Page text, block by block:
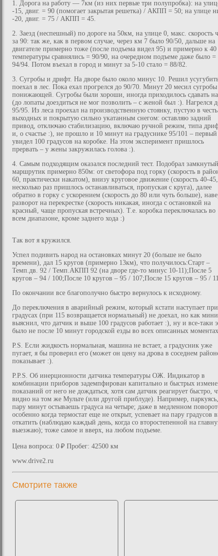
1. Дорога на работу — 7км (из них первые три полупробка): на
-15, двиг. = 90 (помогает закрытая решетка) / АКПП = 50; на улице
-20, двиг. = 75 / АКПП = 45.
2. Заезд (неспешный) по дороге на 50км, на улице 0, макс. скорость
за 90: так же, как в первом случае, через км 7 было 90/50, дальше на
двигателе примерно тоже (после подъема видел 95) и примерно к
температуры сравнялись = 90/90, на очередном подъеме даже было =
94/94. Потом въехал в город и минут за 5-10 стало = 88/82.
3. Сугробы и дрифт. На дворе было около минус 10. Решил
поехал в лес. Пока ехал прогрелся до 90/70. Минут 20 месил
понижающей. Сугробы были хороши, иногда приходилось сдавать
(до лопаты доездиться не мог позволить – с женой был :). Нагрелся
95/95. Из леса проехал на производственную стоянку, пустую в честь
выходных и покрытую сильно укатанным снегом: оставляю задний
привод, отключаю стабилизацию, включаю ручной режим, типа
и, о счастье :), не прошло и 10 минут на градуснике 95/101 – первый
увидел 100 градусов на коробке. На этом эксперимент пришлось
прервать – у жены закружилась голова :).
4. Самым подходящим оказался последний тест. Подобрал замкнутый
маршрутик примерно 850м: от светофора под горку (скорость в
60, практически накатом), внизу круговое движение (скорость 40-45,
несколько раз пришлось останавливаться, пропуская с круга), далее
обратно в горку с ускорением (скорость до 80 или чуть больше),
разворот на перекрестке (скорость никакая, иногда с остановкой на
красный, чаще пропуская встречных). Т.е. коробка переключалась во
всем диапазоне, кроме заднего хода :)
Так вот я кружился.
Успел подивить народ на остановках минут 20 (больше не было
времени), дал 15 кругов (примерно 13км), что получилось:Старт –
Темп.дв. 92 / Темп.АКПП 92 (на дворе где-то минус 10-11);После 5
кругов – 94 / 100;После 10 кругов – 95 / 107;После 15 кругов – 95 /
По окончании все благополучно быстро вернулось к исходному.
До переключения в аварийный режим, который кстати наступает
градусах (при 115 возвращается нормальный) не доехал, но как
выяснил, что датчик и выше 100 градусов работает :), ну и все-таки
было не после 10 минут городской езды во всех описанных
P.S. Если жидкость нормальная, машина не встает, а градусник уже
пугает, я бы проверил его (может он цену на дрова в соседнем
показывает :).
P.P.S. Об инерционности датчика температуры ОЖ. Индикатор в
комбинации приборов задемпфирован капитально и быстрых
показаний от него не дождаться, хотя сам датчик реагирует быстро,
видно на том же Мульте (или другой приблуде). Например,
пару минут остываешь градуса на четыре; даже в медленном
особенно когда термостат еще не открыт, успевает на пару градусов
откатить (наблюдаю каждый день, когда со второстепенной на
выезжаю); тоже самое и вверх, на любом подъеме.
Цена вопроса: 0 ₽ Пробег: 42500 км
www.drive2.ru
Смотрите также